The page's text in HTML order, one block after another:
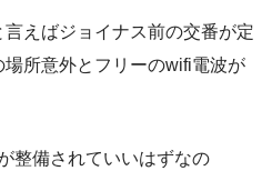
えばジョイナス前の交番が定
所意外とフリーのwifi電波が
整備されていいはずなの